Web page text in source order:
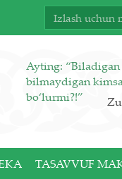
Ayting:
bilmaydigan
bo‘lurmi?!”
TASAVVUF